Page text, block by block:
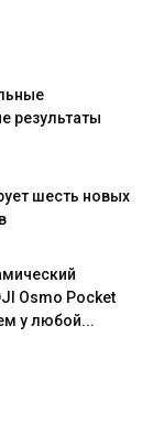
результаты
шесть новых
Osmo Pocket
у любой...